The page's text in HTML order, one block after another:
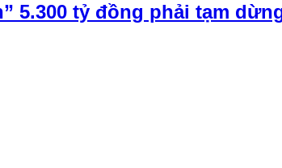
5.300 tỷ đồng phải tạm